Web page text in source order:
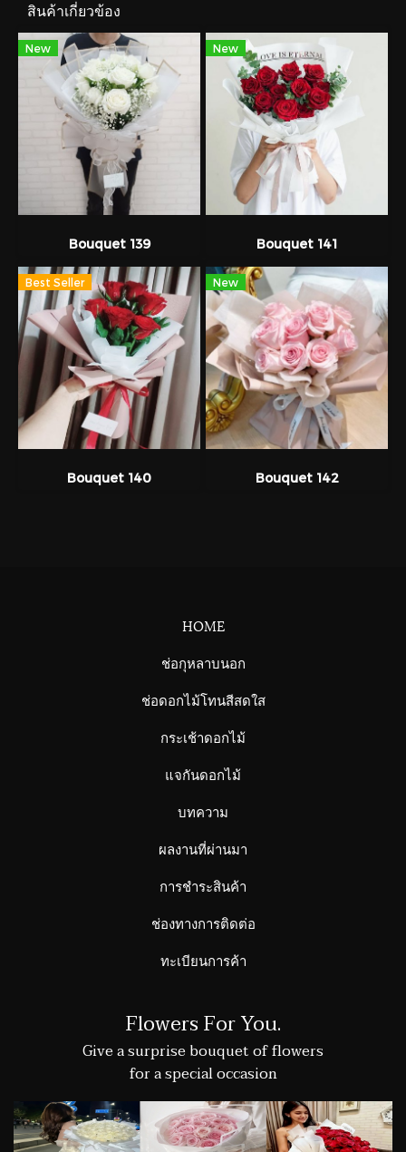
สินค้าเกี่ยวข้อง
New
Bouquet 139
New
Bouquet 141
Best Seller
Bouquet 140
New
Bouquet 142
HOME
ช่อกุหลาบนอก
ช่อดอกไม้โทนสีสดใส
กระเช้าดอกไม้
แจกันดอกไม้
บทความ
ผลงานที่ผ่านมา
การชำระสินค้า
ช่องทางการติดต่อ
ทะเบียนการค้า
Flowers For You.
Give a surprise bouquet of flowers
for a special occasion